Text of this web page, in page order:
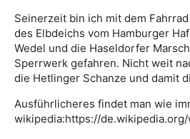
Seinerzeit bin ich mit dem
des Elbdeichs vom Hamburger
Wedel und die Haseldorfer
Sperrwerk gefahren. Nicht weit
die Hetlinger Schanze und damit
Ausführlicheres findet man wie
wikipedia:https://